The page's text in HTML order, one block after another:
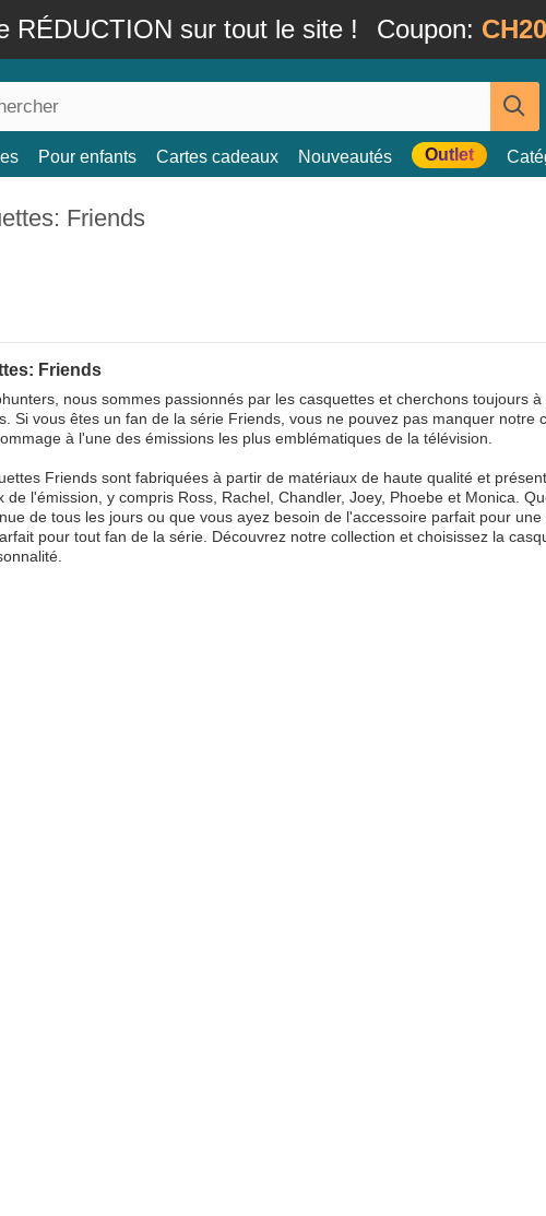
RÉDUCTION sur tout le site ! Coupon:
Pour enfants Cartes cadeaux Nouveautés Outlet
Friends
Friends
nous sommes passionnés par les casquettes et cherchons toujours
Si vous êtes un fan de la série Friends, vous ne pouvez pas manquer notre
à l'une des émissions les plus emblématiques de la télévision.
Friends sont fabriquées à partir de matériaux de haute qualité et
de l'émission, y compris Ross, Rachel, Chandler, Joey, Phoebe et Monica.
de tous les jours ou que vous ayez besoin de l'accessoire parfait pour
pour tout fan de la série. Découvrez notre collection et choisissez la